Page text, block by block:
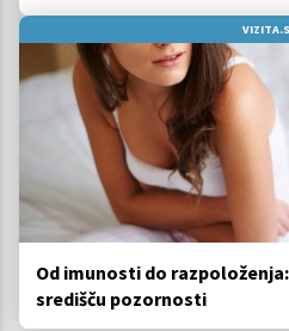
Od imunosti do
središču pozornosti